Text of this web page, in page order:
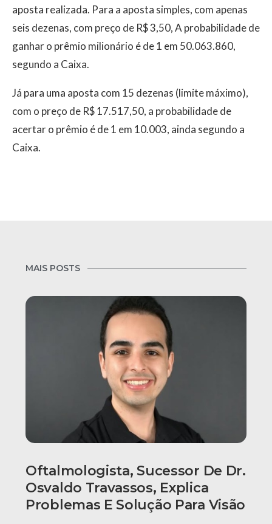
aposta realizada. Para a aposta simples, com apenas
seis dezenas, com preço de R$ 3,50, A probabilidade de
ganhar o prêmio milionário é de 1 em 50.063.860,
segundo a Caixa.
Já para uma aposta com 15 dezenas (limite máximo),
com o preço de R$ 17.517,50, a probabilidade de
acertar o prêmio é de 1 em 10.003, ainda segundo a
Caixa.
MAIS POSTS
Oftalmologista, Sucessor De Dr.
Osvaldo Travassos, Explica
Problemas E Solução Para Visão